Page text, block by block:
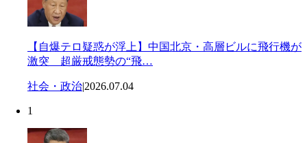
【自爆テロ疑惑が浮上】中国北京・高層ビルに飛行機が
激突 超厳戒態勢の“飛…
社会・政治|2026.07.04
1